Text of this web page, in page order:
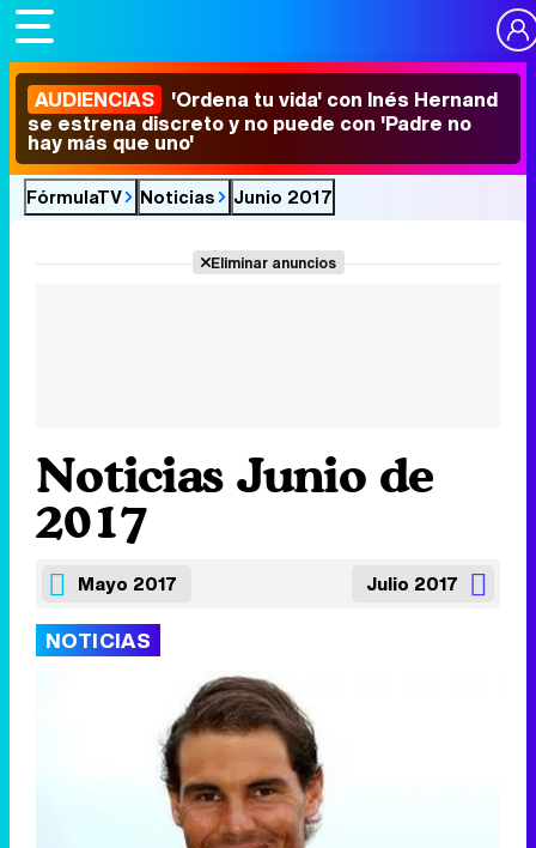
AUDIENCIAS 'Ordena tu vida' con Inés Hernand
se estrena discreto y no puede con 'Padre no
hay más que uno'
FórmulaTV Noticias Junio 2017
Eliminar anuncios
Noticias Junio de
2017
Mayo 2017 Julio 2017
NOTICIAS